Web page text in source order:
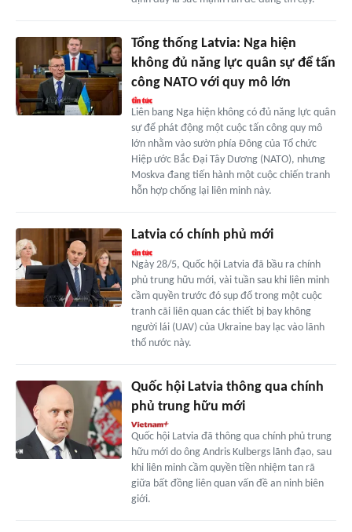
Tổng thống Latvia: Nga hiện
không đủ năng lực quân sự để tấn
công NATO với quy mô lớn
Liên bang Nga hiện không có đủ năng lực quân
sự để phát động một cuộc tấn công quy mô
lớn nhằm vào sườn phía Đông của Tổ chức
Hiệp ước Bắc Đại Tây Dương (NATO), nhưng
Moskva đang tiến hành một cuộc chiến tranh
hỗn hợp chống lại liên minh này.
Latvia có chính phủ mới
Ngày 28/5, Quốc hội Latvia đã bầu ra chính
phủ trung hữu mới, vài tuần sau khi liên minh
cầm quyền trước đó sụp đổ trong một cuộc
tranh cãi liên quan các thiết bị bay không
người lái (UAV) của Ukraine bay lạc vào lãnh
thổ nước này.
Quốc hội Latvia thông qua chính
phủ trung hữu mới
Quốc hội Latvia đã thông qua chính phủ trung
hữu mới do ông Andris Kulbergs lãnh đạo, sau
khi liên minh cầm quyền tiền nhiệm tan rã
giữa bất đồng liên quan vấn đề an ninh biên
giới.